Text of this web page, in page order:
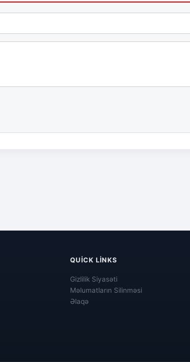
QUICK LINKS
Gizlilik Siyasəti
Məlumatların Silinməsi
Əlaqə